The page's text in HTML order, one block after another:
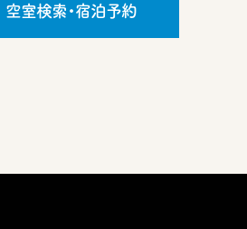
空室検索・宿泊予約